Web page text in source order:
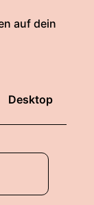
auf dein
Desktop